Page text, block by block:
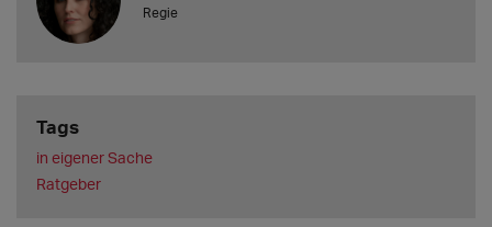
Regie
Tags
in eigener Sache
Ratgeber